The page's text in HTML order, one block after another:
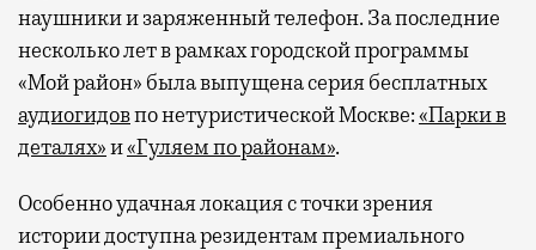
наушники и заряженный телефон. За последние
несколько лет в рамках городской программы
«Мой район» была выпущена серия бесплатных
аудиогидовпо нетуристической Москве:«Парки в
деталях»и«Гуляем по районам».
Особенно удачная локация с точки зрения
истории доступна резидентам премиального